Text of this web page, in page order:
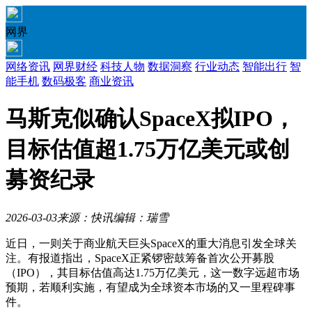
网界
网络资讯 网界财经 科技人物 数据洞察 行业动态 智能出行 智
能手机 数码极客 商业资讯
马斯克似确认SpaceX拟IPO，
目标估值超1.75万亿美元或创
募资纪录
2026-03-03来源：快讯编辑：瑞雪
近日，一则关于商业航天巨头SpaceX的重大消息引发全球关
注。有报道指出，SpaceX正紧锣密鼓筹备首次公开募股
（IPO），其目标估值高达1.75万亿美元，这一数字远超市场
预期，若顺利实施，有望成为全球资本市场的又一里程碑事
件。